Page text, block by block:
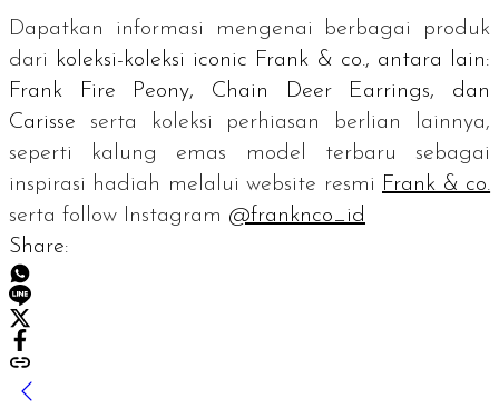
Dapatkan informasi mengenai berbagai produk
dari koleksi-koleksi iconic Frank & co., antara lain:
Frank Fire Peony, Chain Deer Earrings, dan
Carisse serta koleksi perhiasan berlian lainnya,
seperti kalung emas model terbaru sebagai
inspirasi hadiah melaluiwebsite resmi Frank & co.
serta follow Instagram @franknco_id
Share: